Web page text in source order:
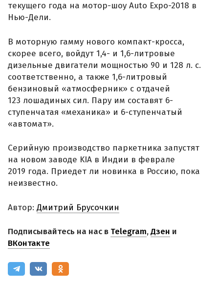
текущего года на мотор-шоу Auto Expo-2018 в
Нью-Дели.
В моторную гамму нового компакт-кросса,
скорее всего, войдут 1,4- и 1,6-литровые
дизельные двигатели мощностью 90 и 128 л. с.
соответственно, а также 1,6-литровый
бензиновый «атмосферник» с отдачей
123 лошадиных сил. Пару им составят 6-
ступенчатая «механика» и 6-ступенчатый
«автомат».
Серийную производство паркетника запустят
на новом заводе KIA в Индии в феврале
2019 года. Приедет ли новинка в Россию, пока
неизвестно.
Автор: Дмитрий Брусочкин
Подписывайтесь на нас в Telegram,Дзен и
ВКонтакте